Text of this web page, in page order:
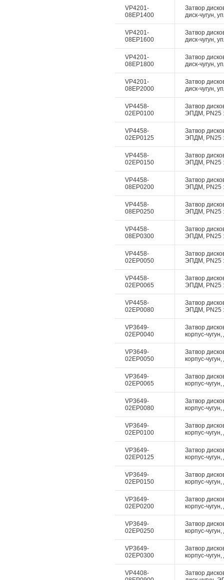
VP4201-
08EP1400
Затвор
диск-чугун,
VP4201-
08EP1600
Затвор
диск-чугун,
VP4201-
08EP1800
Затвор
диск-чугун,
VP4201-
08EP2000
Затвор
диск-чугун,
VP4458-
02EP0100
Затвор
ЭПДМ, PN25 :
VP4458-
02EP0125
Затвор
ЭПДМ, PN25 :
VP4458-
02EP0150
Затвор
ЭПДМ, PN25 :
VP4458-
08EP0200
Затвор
ЭПДМ, PN25 :
VP4458-
08EP0250
Затвор
ЭПДМ, PN25 :
VP4458-
08EP0300
Затвор
ЭПДМ, PN25 :
VP4458-
02EP0050
Затвор
ЭПДМ, PN25 :
VP4458-
02EP0065
Затвор
ЭПДМ, PN25 :
VP4458-
02EP0080
Затвор
ЭПДМ, PN25 :
VP3649-
02EP0040
Затвор
корпус-
VP3649-
02EP0050
Затвор
корпус-
VP3649-
02EP0065
Затвор
корпус-
VP3649-
02EP0080
Затвор
корпус-
VP3649-
02EP0100
Затвор
корпус-
VP3649-
02EP0125
Затвор
корпус-
VP3649-
02EP0150
Затвор
корпус-
VP3649-
02EP0200
Затвор
корпус-
VP3649-
02EP0250
Затвор
корпус-
VP3649-
02EP0300
Затвор
корпус-
VP4408-
Затвор